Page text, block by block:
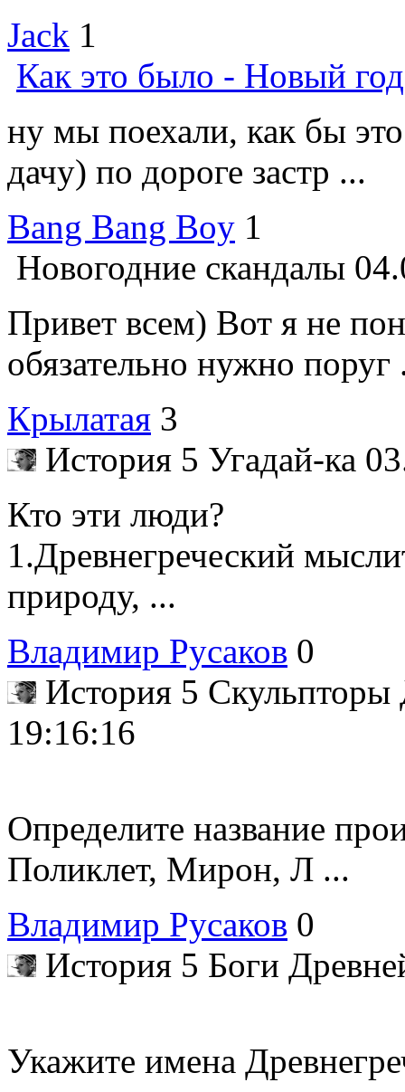
Jack 1
Как это было - Новый
ну мы поехали, как бы
дачу) по дороге застр ...
Bang Bang Boy 1
Новогодние скандалы
Привет всем) Вот я не
обязательно нужно поруг
Крылатая 3
История 5 Угадай-ка
Кто эти люди?
1.Древнегреческий
природу, ...
Владимир Русаков 0
История 5
19:16:16
Определите название
Поликлет, Мирон, Л ...
Владимир Русаков 0
История 5 Боги
Укажите имена